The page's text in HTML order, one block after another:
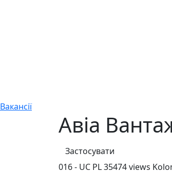
Вакансії
Авіа
Застосувати
016 - UC PL35474 views